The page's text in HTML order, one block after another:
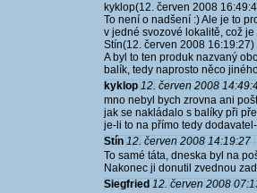
kyklop(12. červen 2008
To není o nadšení :) Ale je to
v jedné svozové lokalitě, což je
Stín(12. červen 2008 16:19:27)
A byl to ten produk nazvaný
balík, tedy naprosto něco
kyklop 12. červen 2008
mno nebyl bych zrovna ani
jak se nakládalo s balíky při
je-li to na přímo tedy
Stín 12. červen 2008 14:19:27
To samé táta, dneska byl na
Nakonec ji donutil zvednou
Siegfried 12. červen 2008